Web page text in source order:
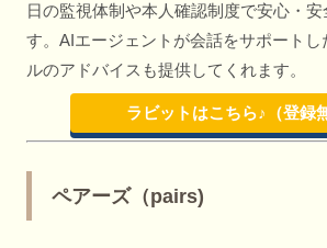
日の監視体制や本人確認制度で安心・安
す。AIエージェントが会話をサポートし
ルのアドバイスも提供してくれます。
ラビットはこちら♪（登録
ペアーズ（pairs)